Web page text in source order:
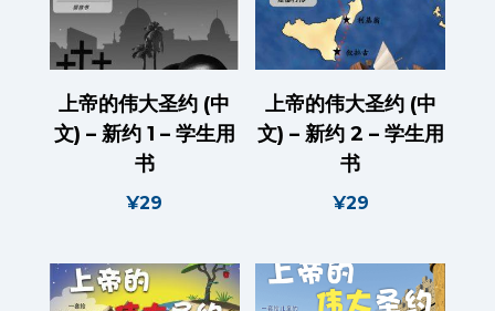
上帝的伟大圣约 (中
文) – 新约 1 – 学生用
书
¥29
上帝的伟大圣约 (中
文) – 新约 2 – 学生用
书
¥29